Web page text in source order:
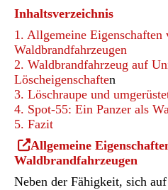
Inhaltsverzeichnis
1. Allgemeine Eigenschaften
Waldbrandfahrzeugen
2. Waldbrandfahrzeug auf
Löscheigenschaften
3. Löschraupe und
4. Spot-55: Ein Panzer als
5. Fazit
(Öffnet
in
einem
Allgemeine
Waldbrandfahrzeugen
Neben der Fähigkeit, sich